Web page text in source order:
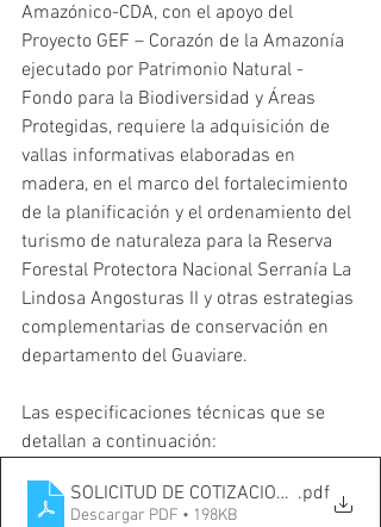
Amazónico-CDA, con el apoyo del
Proyecto GEF – Corazón de la Amazonía
ejecutado por Patrimonio Natural -
Fondo para la Biodiversidad y Áreas
Protegidas, requiere la adquisición de
vallas informativas elaboradas en
madera, en el marco del fortalecimiento
de la planificación y el ordenamiento del
turismo de naturaleza para la Reserva
Forestal Protectora Nacional Serranía La
Lindosa Angosturas II y otras estrategias
complementarias de conservación en
departamento del Guaviare.
Las especificaciones técnicas que se
detallan a continuación:
SOLICITUD DE COTIZACION .pdf
Descargar PDF • 198KB